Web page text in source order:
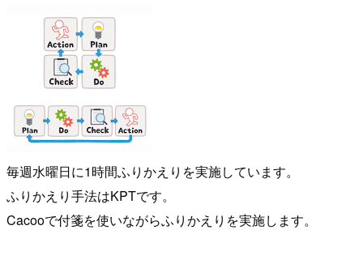
毎週水曜日に1時間ふりかえりを実施しています。
ふりかえり手法はKPTです。
Cacooで付箋を使いながらふりかえりを実施します。